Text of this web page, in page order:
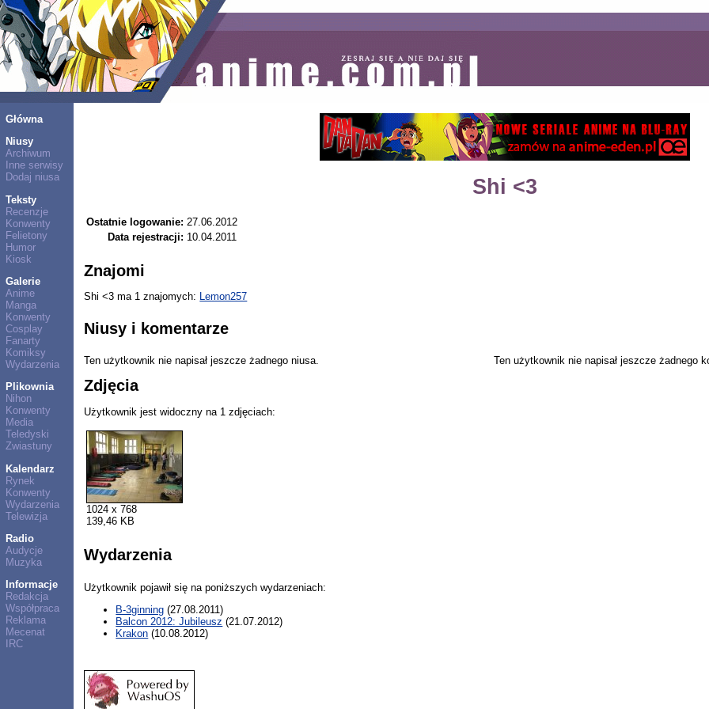
Główna
Niusy
Archiwum
Inne serwisy
Dodaj niusa
Teksty
Recenzje
Konwenty
Felietony
Humor
Kiosk
Galerie
Anime
Manga
Konwenty
Cosplay
Fanarty
Komiksy
Wydarzenia
Plikownia
Nihon
Konwenty
Media
Teledyski
Zwiastuny
Kalendarz
Rynek
Konwenty
Wydarzenia
Telewizja
Radio
Audycje
Muzyka
Informacje
Redakcja
Współpraca
Reklama
Mecenat
IRC
Shi <3
Ostatnie logowanie: 27.06.2012
Data rejestracji: 10.04.2011
Znajomi
Shi <3 ma 1 znajomych: Lemon257
Niusy i komentarze
Ten użytkownik nie napisał jeszcze żadnego niusa. Ten użytkownik nie napisał jeszcze żadnego
Zdjęcia
Użytkownik jest widoczny na 1 zdjęciach:
1024 x 768
139,46 KB
Wydarzenia
Użytkownik pojawił się na poniższych wydarzeniach:
B-3ginning (27.08.2011)
Balcon 2012: Jubileusz (21.07.2012)
Krakon (10.08.2012)